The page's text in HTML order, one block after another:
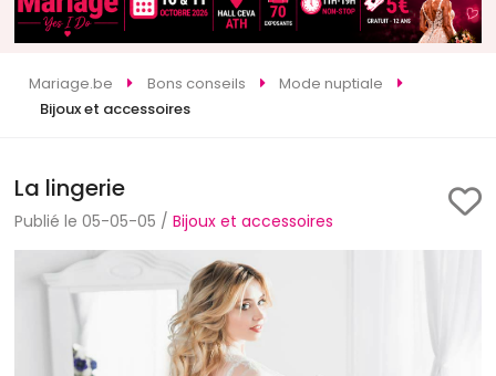
Mariage.be Bons conseils
Mode nuptiale
Bijoux et accessoires
La lingerie
Publié le 05-05-05 /Bijoux et accessoires